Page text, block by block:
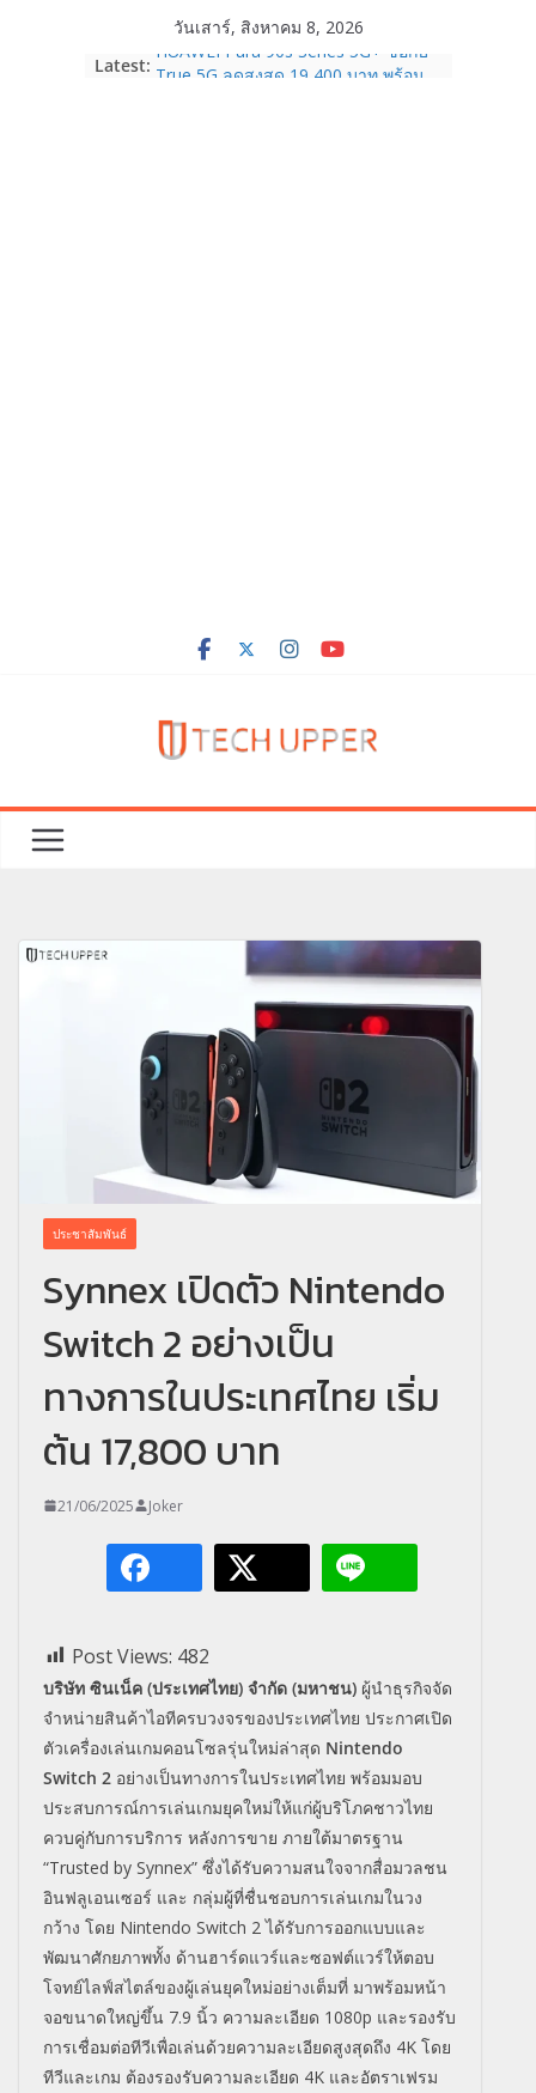
วันเสาร์, สิงหาคม 8, 2026
Latest: HUAWEI Pura 90s Series 5G+ ซื้อกับ
ประชาสัมพันธ์
Synnex เปิดตัว Nintendo
Switch 2 อย่างเป็น
ทางการในประเทศไทย เริ่ม
ต้น 17,800 บาท
21/06/2025 Joker
Post Views: 482
บริษัท ซินเน็ค (ประเทศไทย) จำกัด (มหาชน) ผู้นำธุรกิจจัด
จำหน่ายสินค้าไอทีครบวงจรของประเทศไทย ประกาศเปิด
ตัวเครื่องเล่นเกมคอนโซลรุ่นใหม่ล่าสุด Nintendo
Switch 2 อย่างเป็นทางการในประเทศไทย พร้อมมอบ
ประสบการณ์การเล่นเกมยุคใหม่ให้แก่ผู้บริโภคชาวไทย
ควบคู่กับการบริการ หลังการขาย ภายใต้มาตรฐาน
“Trusted by Synnex” ซึ่งได้รับความสนใจจากสื่อมวลชน
อินฟลูเอนเซอร์ และ กลุ่มผู้ที่ชื่นชอบการเล่นเกมในวง
กว้าง โดย Nintendo Switch 2 ได้รับการออกแบบและ
พัฒนาศักยภาพทั้ง ด้านฮาร์ดแวร์และซอฟต์แวร์ให้ตอบ
โจทย์ไลฟ์สไตล์ของผู้เล่นยุคใหม่อย่างเต็มที่ มาพร้อมหน้า
จอขนาดใหญ่ขึ้น 7.9 นิ้ว ความละเอียด 1080p และรองรับ
การเชื่อมต่อทีวีเพื่อเล่นด้วยความละเอียดสูงสุดถึง 4K โดย
ทีวีและเกม ต้องรองรับความละเอียด 4K และอัตราเฟรม